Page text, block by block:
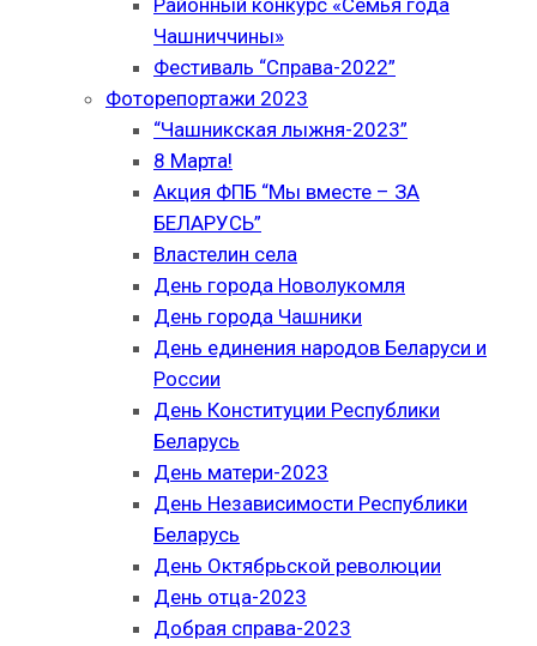
Районный конкурс «Семья года
Чашниччины»
Фестиваль “Справа-2022”
Фоторепортажи 2023
“Чашникская лыжня-2023”
8 Марта!
Акция ФПБ “Мы вместе – ЗА
БЕЛАРУСЬ”
Властелин села
День города Новолукомля
День города Чашники
День единения народов Беларуси и
России
День Конституции Республики
Беларусь
День матери-2023
День Независимости Республики
Беларусь
День Октябрьской революции
День отца-2023
Добрая справа-2023